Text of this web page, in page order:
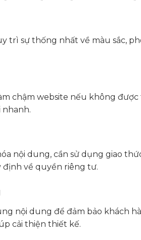
trì sự thống nhất về màu sắc,
chậm website nếu không
nhanh.
nội dung, cần sử dụng giao
về quyền riêng tư.
nội dung để đảm bảo khách
cải thiện thiết kế.